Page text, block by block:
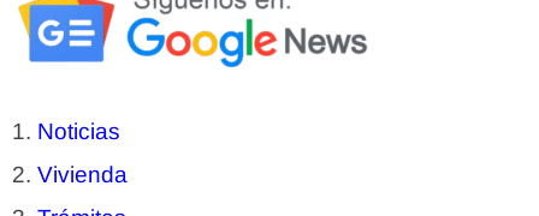
Noticias
Vivienda